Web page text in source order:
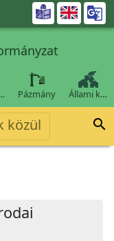

Pázmány Állami k…
közül 